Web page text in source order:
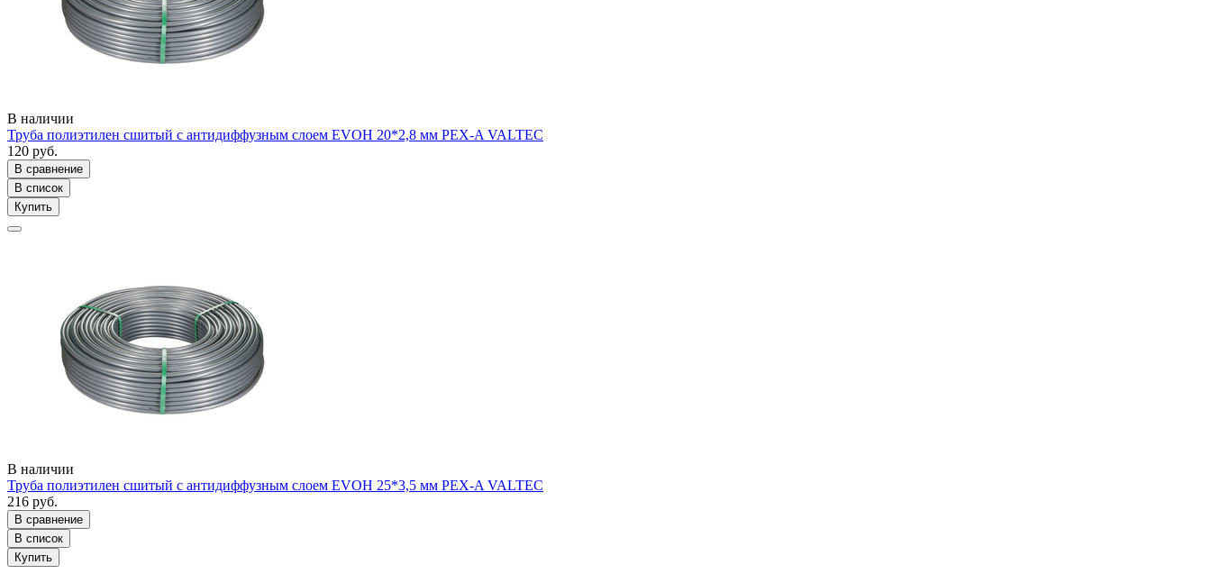
В наличии
Труба полиэтилен сшитый с антидиффузным слоем EVOH 20*2,8 мм PEX-A VALTEC
120 руб.
В сравнение
В список
Купить
В наличии
Труба полиэтилен сшитый с антидиффузным слоем EVOH 25*3,5 мм PEX-A VALTEC
216 руб.
В сравнение
В список
Купить